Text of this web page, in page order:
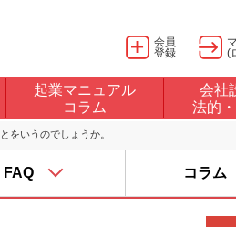
会員
登録
(
起業マニュアル
コラム
会社
法的
をいうのでしょうか。
FAQ コラム